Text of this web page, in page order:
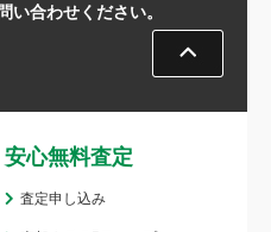
い合わせください。
安心無料査定
査定申し込み